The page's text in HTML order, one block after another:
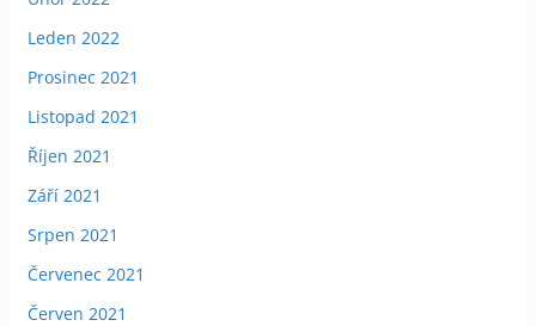
Leden 2022
Prosinec 2021
Listopad 2021
Říjen 2021
Září 2021
Srpen 2021
Červenec 2021
Červen 2021